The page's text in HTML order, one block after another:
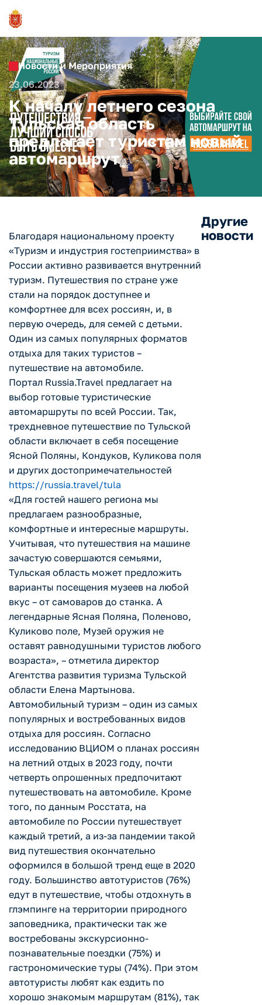
Новости и Мероприятия
23.06.2023
К началу летнего сезона
Тульская область
предлагает туристам новый
автомаршрут
Благодаря национальному проекту
«Туризм и индустрия гостеприимства» в
России активно развивается внутренний
туризм. Путешествия по стране уже
стали на порядок доступнее и
комфортнее для всех россиян, и, в
первую очередь, для семей с детьми.
Один из самых популярных форматов
отдыха для таких туристов –
путешествие на автомобиле.
Портал Russia.Travel предлагает на
выбор готовые туристические
автомаршруты по всей России. Так,
трехдневное путешествие по Тульской
области включает в себя посещение
Ясной Поляны, Кондуков, Куликова поля
и других достопримечательностей
https://russia.travel/tula
«Для гостей нашего региона мы
предлагаем разнообразные,
комфортные и интересные маршруты.
Учитывая, что путешествия на машине
зачастую совершаются семьями,
Тульская область может предложить
варианты посещения музеев на любой
вкус – от самоваров до станка. А
легендарные Ясная Поляна, Поленово,
Куликово поле, Музей оружия не
оставят равнодушными туристов любого
возраста», – отметила директор
Агентства развития туризма Тульской
области Елена Мартынова.
Автомобильный туризм – один из самых
популярных и востребованных видов
отдыха для россиян. Согласно
исследованию ВЦИОМ о планах россиян
на летний отдых в 2023 году, почти
четверть опрошенных предпочитают
путешествовать на автомобиле. Кроме
того, по данным Росстата, на
автомобиле по России путешествует
каждый третий, а из-за пандемии такой
вид путешествия окончательно
оформился в большой тренд еще в 2020
году. Большинство автотуристов (76%)
едут в путешествие, чтобы отдохнуть в
глэмпинге на территории природного
заповедника, практически так же
востребованы экскурсионно-
познавательные поездки (75%) и
гастрономические туры (74%). При этом
автотуристы любят как ездить по
хорошо знакомым маршрутам (81%), так
Другие
новости